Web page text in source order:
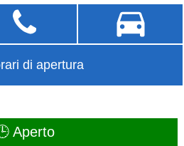
di apertura
Aperto